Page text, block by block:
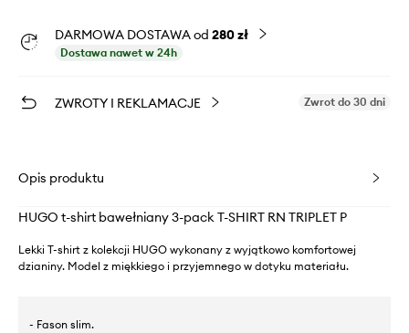
DARMOWA DOSTAWA od 280 zł
Dostawa nawet w 24h
ZWROTY I REKLAMACJE Zwrot do 30 dni
Opis produktu
HUGO t-shirt bawełniany 3-pack T-SHIRT RN TRIPLET P
Lekki T-shirt z kolekcji HUGO wykonany z wyjątkowo komfortowej
dzianiny. Model z miękkiego i przyjemnego w dotyku materiału.
- Fason slim.